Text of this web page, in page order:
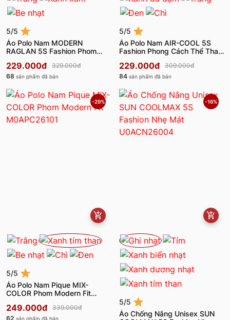
5/5
Áo Polo Nam MODERN
RAGLAN 5S Fashion Phom
229.000đ
329.000đ
68 sản phẩm đã bán
5/5
Áo Polo Nam AIR-COOL 5S
Fashion Phong Cách Thể Thao
229.000đ
309.000đ
84 sản phẩm đã bán
-29%
5/5
Áo Polo Nam Pique MIX-
COLOR Phom Modern Fit
249.000đ
339.000đ
62 sản phẩm đã bán
-16%
5/5
Áo Chống Nắng Unisex SUN